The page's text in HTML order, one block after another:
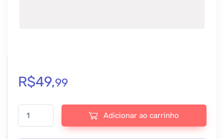
R$49,99
Divi Supreme Pro - v5.0.42 quantidade
Adicionar ao carrinho